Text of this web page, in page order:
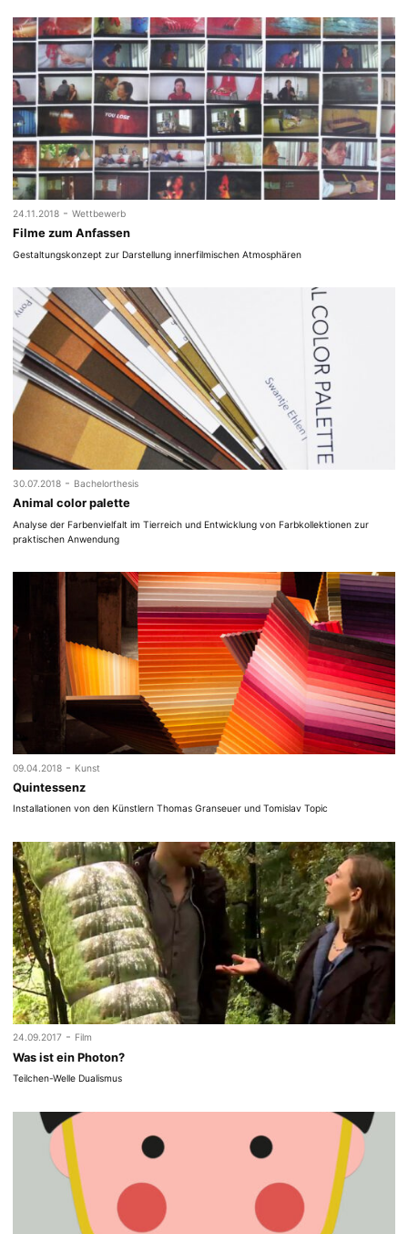
24.11.2018 - Wettbewerb
Filme zum Anfassen
Gestaltungskonzept zur Darstellung innerfilmischen Atmosphären
30.07.2018 - Bachelorthesis
Animal color palette
Analyse der Farbenvielfalt im Tierreich und Entwicklung von Farbkollektionen zur
praktischen Anwendung
09.04.2018 - Kunst
Quintessenz
Installationen von den Künstlern Thomas Granseuer und Tomislav Topic
24.09.2017 - Film
Was ist ein Photon?
Teilchen-Welle Dualismus